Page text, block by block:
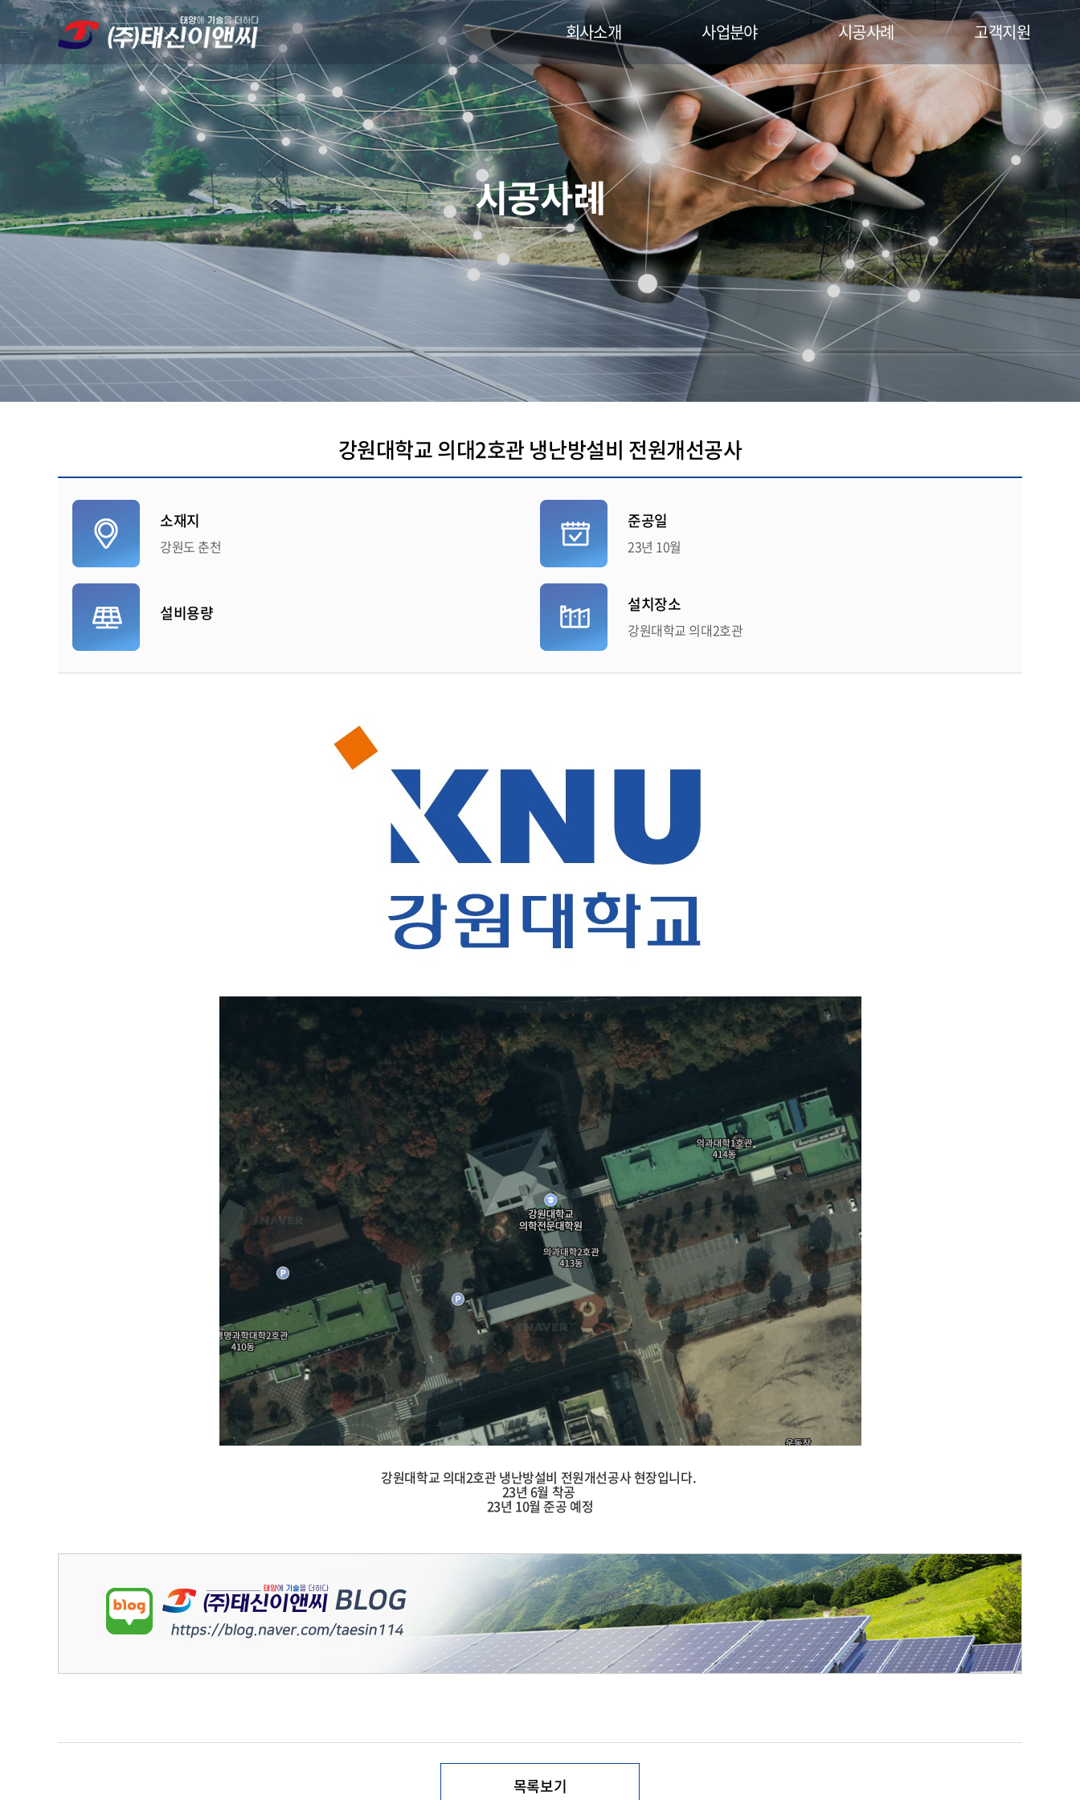
회사소개
인사말
주요연혁
인증현황
오시는길
사업분야
RPS사업
영농형 태양광
리파워링사업
O&M(운영관리)
시공사례
시공사례
고객지원
게시판
자료실
시공사례
강원대학교 의대2호관 냉난방설비 전원개선공사
소재지
강원도 춘천
설비용량
준공일
23년 10월
설치장소
강원대학교 의대2호관
강원대학교 의대2호관 냉난방설비 전원개선공사 현장입니다.
23년 6월 착공
23년 10월 준공 예정
목록보기